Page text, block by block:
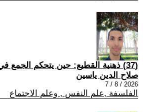
(37) ذهنية القطيع: حين يتحكم الجمع في قراراتنا
صلاح الدين ياسين
2026 / 8 / 7
الفلسفة ,علم النفس , وعلم الاجتماع